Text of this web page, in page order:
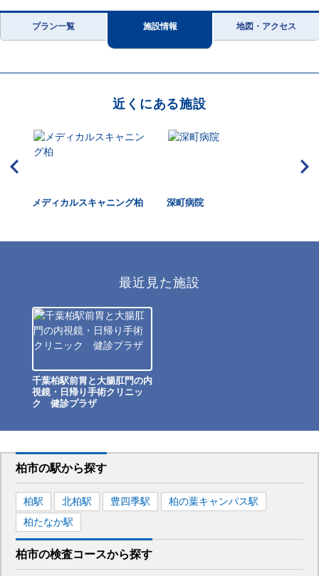
プラン一覧 施設情報 地図・アクセス
近くにある施設
メディカルスキャニング柏 深町病院
最近見た施設
千葉柏駅前胃と大腸肛門の内
視鏡・日帰り手術クリニッ
ク 健診プラザ
柏市の駅から探す
柏駅 北柏駅 豊四季駅 柏の葉キャンパス駅
柏たなか駅
柏市の検査コースから探す